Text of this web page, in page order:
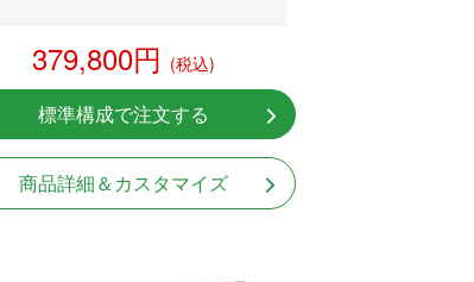
379,800円 (税込)
標準構成で注文する
商品詳細＆カスタマイズ